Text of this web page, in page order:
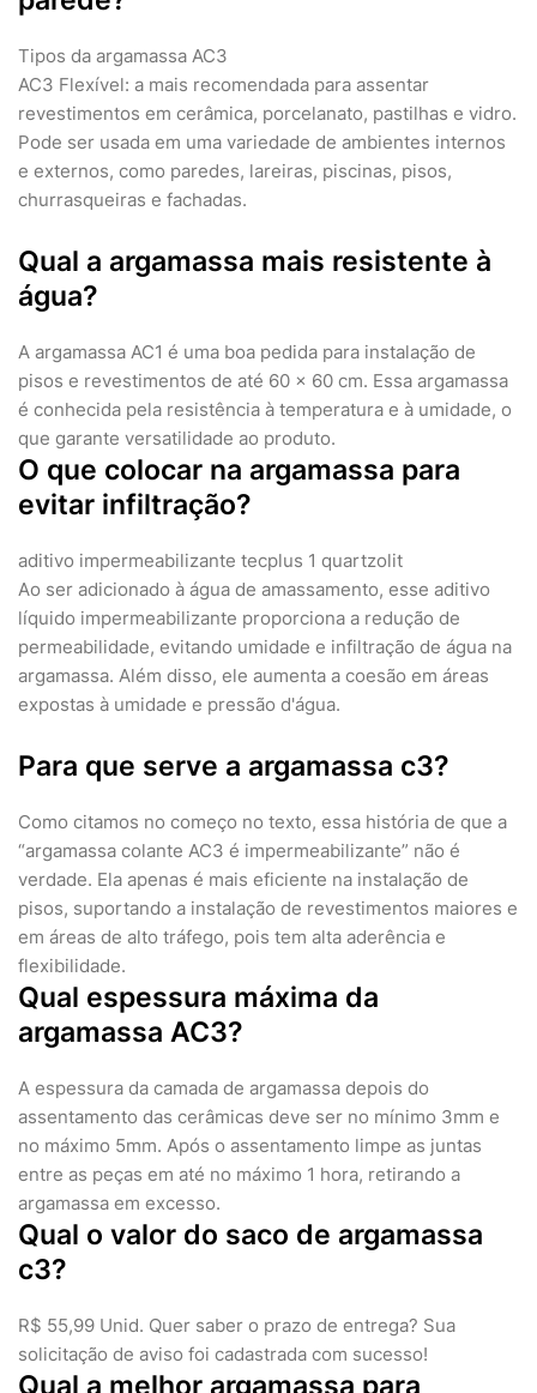
Tipos da argamassa AC3
AC3 Flexível: a mais recomendada para assentar
revestimentos em cerâmica, porcelanato, pastilhas e vidro.
Pode ser usada em uma variedade de ambientes internos
e externos, como paredes, lareiras, piscinas, pisos,
churrasqueiras e fachadas.
Qual a argamassa mais resistente à
água?
A argamassa AC1 é uma boa pedida para instalação de
pisos e revestimentos de até 60 x 60 cm. Essa argamassa
é conhecida pela resistência à temperatura e à umidade, o
que garante versatilidade ao produto.
O que colocar na argamassa para
evitar infiltração?
aditivo impermeabilizante tecplus 1 quartzolit
Ao ser adicionado à água de amassamento, esse aditivo
líquido impermeabilizante proporciona a redução de
permeabilidade, evitando umidade e infiltração de água na
argamassa. Além disso, ele aumenta a coesão em áreas
expostas à umidade e pressão d'água.
Para que serve a argamassa c3?
Como citamos no começo no texto, essa história de que a
“argamassa colante AC3 é impermeabilizante” não é
verdade. Ela apenas é mais eficiente na instalação de
pisos, suportando a instalação de revestimentos maiores e
em áreas de alto tráfego, pois tem alta aderência e
flexibilidade.
Qual espessura máxima da
argamassa AC3?
A espessura da camada de argamassa depois do
assentamento das cerâmicas deve ser no mínimo 3mm e
no máximo 5mm. Após o assentamento limpe as juntas
entre as peças em até no máximo 1 hora, retirando a
argamassa em excesso.
Qual o valor do saco de argamassa
c3?
R$ 55,99 Unid. Quer saber o prazo de entrega? Sua
solicitação de aviso foi cadastrada com sucesso!
Qual a melhor argamassa para